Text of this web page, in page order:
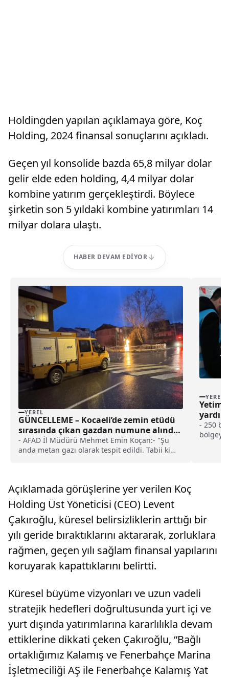
Holdingden yapılan açıklamaya göre, Koç
Holding, 2024 finansal sonuçlarını açıkladı.
Geçen yıl konsolide bazda 65,8 milyar dolar
gelir elde eden holding, 4,4 milyar dolar
kombine yatırım gerçekleştirdi. Böylece
şirketin son 5 yıldaki kombine yatırımları 14
milyar dolara ulaştı.
HABER DEVAM EDIYOR
YEREL
GÜNCELLEME – Kocaeli’de zemin etüdü
sırasında çıkan gazdan numune alındı
haberi
- AFAD İl Müdürü Mehmet Emin Koçan:- "Şu
anda metan gazı olarak tespit edildi. Tabii ki
AÇIKLAMASI VE NUMUNE ALINDIĞI BİLGİSİ
EKLENDİ
YEREL
Yetim
- 250
Açıklamada görüşlerine yer verilen Koç
Holding Üst Yöneticisi (CEO) Levent
Çakıroğlu, küresel belirsizliklerin arttığı bir
yılı geride bıraktıklarını aktararak, zorluklara
rağmen, geçen yılı sağlam finansal yapılarını
koruyarak kapattıklarını belirtti.
Küresel büyüme vizyonları ve uzun vadeli
stratejik hedefleri doğrultusunda yurt içi ve
yurt dışında yatırımlarına kararlılıkla devam
ettiklerine dikkati çeken Çakıroğlu, “Bağlı
ortaklığımız Kalamış ve Fenerbahçe Marina
İşletmeciliği AŞ ile Fenerbahçe Kalamış Yat